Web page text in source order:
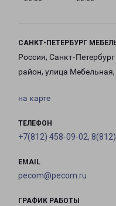
САНКТ-ПЕТЕРБУРГ
Россия, Санкт-
район, улица
на карте
ТЕЛЕФОН
+7(812) 458-09-02,
EMAIL
pecom@pecom.ru
ГРАФИК РАБОТЫ